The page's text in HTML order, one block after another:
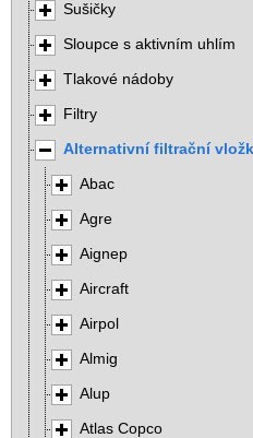
Sušičky
Sloupce s aktivním uhlím
Tlakové nádoby
Filtry
Alternativní filtrační
Abac
Agre
Aignep
Aircraft
Airpol
Almig
Alup
Atlas Copco